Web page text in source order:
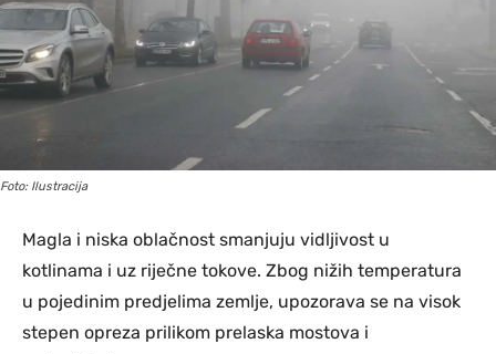
Foto: Ilustracija
Magla i niska oblačnost smanjuju vidljivost u
kotlinama i uz riječne tokove. Zbog nižih temperatura
u pojedinim predjelima zemlje, upozorava se na visok
stepen opreza prilikom prelaska mostova i